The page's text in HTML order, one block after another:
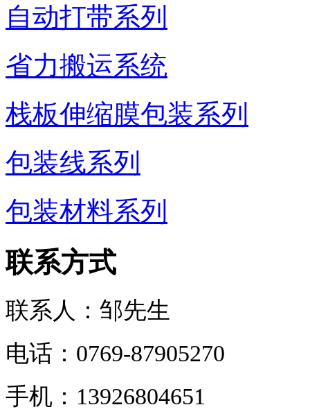
自动打带系列
省力搬运系统
栈板伸缩膜包装系列
包装线系列
包装材料系列
联系方式
联系人：邹先生
电话：0769-87905270
手机：13926804651